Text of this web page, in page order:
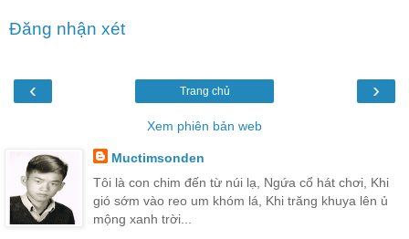
Đăng nhận xét
‹ ›
Trang chủ
Xem phiên bản web
Muctimsonden
Tôi là con chim đến từ núi lạ, Ngứa cổ hát chơi, Khi
gió sớm vào reo um khóm lá, Khi trăng khuya lên ủ
mộng xanh trời...